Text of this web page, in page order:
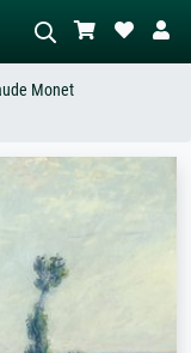
scène – ex. prairie verte,
avec beaucoup de rouge,
nu debout près d'un
Monet